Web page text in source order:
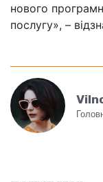
нового
послугу», –